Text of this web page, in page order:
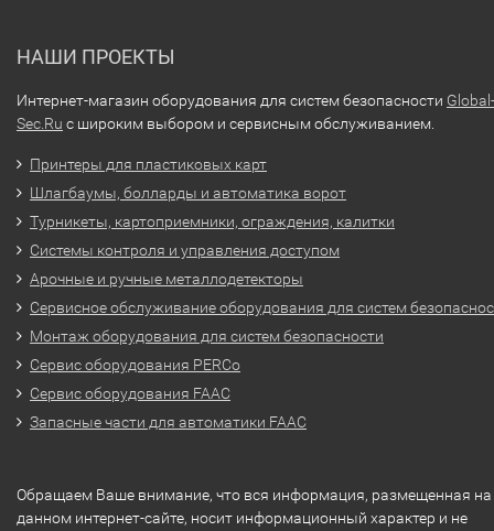
НАШИ ПРОЕКТЫ
Интернет-магазин оборудования для систем безопасности Global-
Sec.Ru с широким выбором и сервисным обслуживанием.
Принтеры для пластиковых карт
Шлагбаумы, болларды и автоматика ворот
Турникеты, картоприемники, ограждения, калитки
Системы контроля и управления доступом
Арочные и ручные металлодетекторы
Сервисное обслуживание оборудования для систем
Монтаж оборудования для систем безопасности
Сервис оборудования PERCo
Сервис оборудования FAAC
Запасные части для автоматики FAAC
Обращаем Ваше внимание, что вся информация, размещенная на
данном интернет-сайте, носит информационный характер и не